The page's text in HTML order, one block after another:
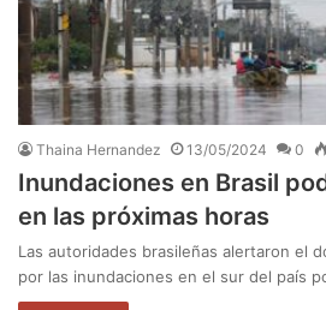
Thaina Hernandez 13/05/2024 0
Inundaciones en Brasil
en las próximas horas
Las autoridades brasileñas alertaron el
por las inundaciones en el sur del país